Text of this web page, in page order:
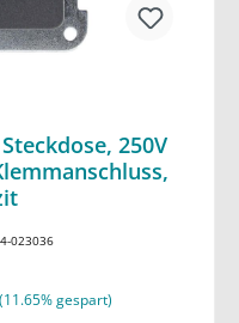
250V
023036
gespart)